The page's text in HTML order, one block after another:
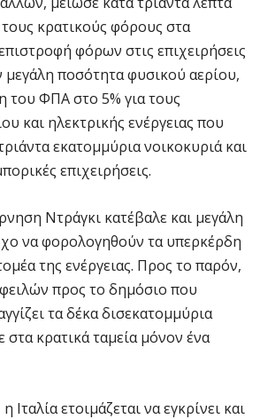
κρατικούς φόρους στα
φόρων στις επιχειρήσεις
ποσότητα φυσικού αερίου,
τoυ ΦΠΑ στο 5% για τους
και ηλεκτρικής ενέργειας που
εκατομμύρια νοικοκυριά και
επιχειρήσεις.
Ντράγκι κατέβαλε και μεγάλη
να φορολογηθούν τα υπερκέρδη
της ενέργειας. Προς το παρόν,
προς το δημόσιο που
τα δέκα δισεκατομμύρια
κρατικά ταμεία μόνον ένα
Ιταλία ετοιμάζεται να εγκρίνει και